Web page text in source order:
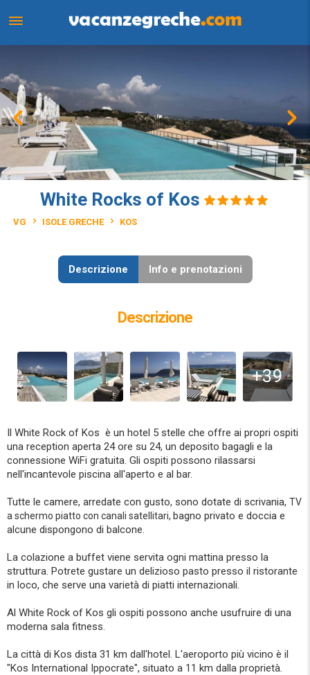
White Rocks of Kos
VG ISOLE GRECHE KOS
Descrizione Info e prenotazioni
Descrizione
+39
Il White Rock of Kos è un hotel 5 stelle che offre ai propri ospiti
una reception aperta 24 ore su 24, un deposito bagagli e la
connessione WiFi gratuita. Gli ospiti possono rilassarsi
nell'incantevole piscina all'aperto e al bar.
Tutte le camere, arredate con gusto, sono dotate di scrivania, TV
a schermo piatto con canali satellitari, bagno privato e doccia e
alcune dispongono di balcone.
La colazione a buffet viene servita ogni mattina presso la
struttura. Potrete gustare un delizioso pasto presso il ristorante
in loco, che serve una varietà di piatti internazionali.
Al White Rock of Kos gli ospiti possono anche usufruire di una
moderna sala fitness.
La città di Kos dista 31 km dall'hotel. L'aeroporto più vicino è il
"Kos International Ippocrate", situato a 11 km dalla proprietà.